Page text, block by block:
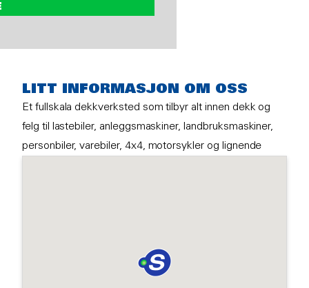
LITT INFORMASJON OM OSS
Et fullskala dekkverksted som tilbyr alt innen dekk og
felg til lastebiler, anleggsmaskiner, landbruksmaskiner,
personbiler, varebiler, 4x4, motorsykler og lignende